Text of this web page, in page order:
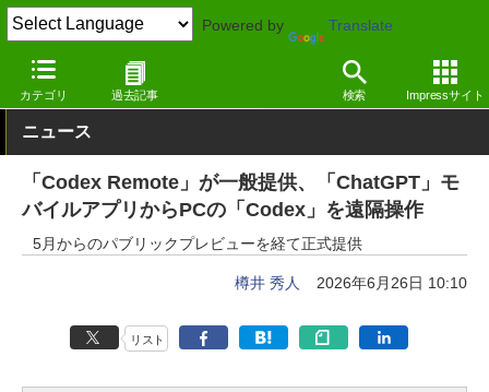
Powered by Translate
カテゴリ 過去記事 検索 Impressサイト
窓の杜 生成AI AIコーディング
ニュース
「Codex Remote」が一般提供、「ChatGPT」モ
バイルアプリからPCの「Codex」を遠隔操作
5月からのパブリックプレビューを経て正式提供
樽井 秀人 2026年6月26日 10:10
リスト